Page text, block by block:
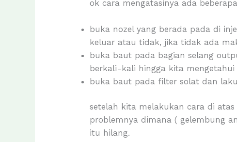
ok cara mengatasinya ada
buka nozel yang berada pada di
keluar atau tidak, jika tidak ada
buka baut pada bagian selang
berkali-kali hingga kita
buka baut pada filter solat dan
setelah kita melakukan cara di
problemnya dimana ( gelembung
itu hilang.